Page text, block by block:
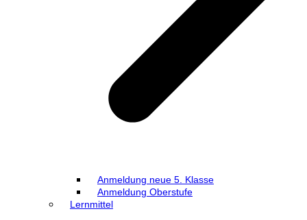
Anmeldung neue 5. Klasse
Anmeldung Oberstufe
Lernmittel